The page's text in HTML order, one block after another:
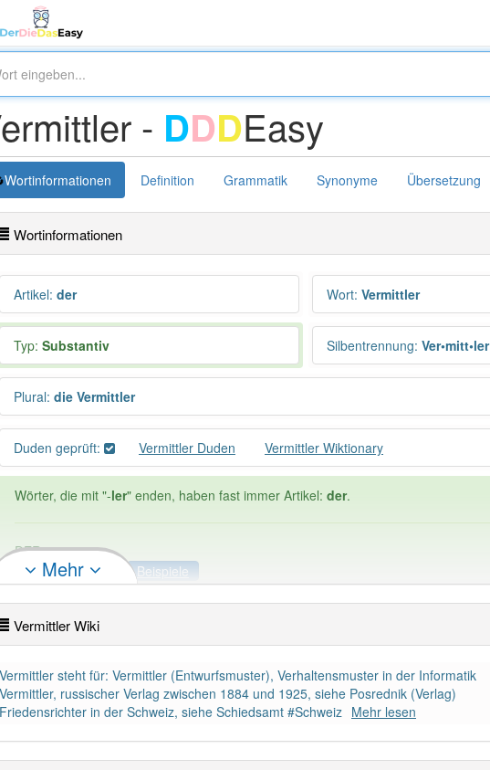
- DDDEasy
Wortinformationen Definition Grammatik Synonyme Übersetzung
Wortinformationen
Artikel: der Wort: Vermittler
Typ: Substantiv Silbentrennung: Ver•mitt•ler
Plural: die Vermittler
Duden geprüft: Vermittler Duden Vermittler Wiktionary
Wörter, die mit "-ler" enden, haben fast immer Artikel: der.
DER:1 397
DIE: 9Ausnahmen
Beispiele
DAS:11Ausnahmen
Wörter mit Endung-vermittler: 5
99% unserer Spielapp-Nutzer haben den Artikel korrekt erraten.
Mehr
Vermittler Wiki
Vermittler steht für: Vermittler (Entwurfsmuster), Verhaltensmuster in der Informatik
Vermittler, russischer Verlag zwischen 1884 und 1925, siehe Posrednik (Verlag)
Friedensrichter in der Schweiz, siehe Schiedsamt #Schweiz Mehr lesen